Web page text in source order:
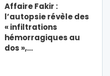
Affaire Fakir :
l’autopsie révèle des
« infiltrations
hémorragiques au
dos »,…